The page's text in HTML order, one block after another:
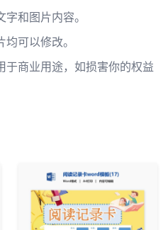
和图片内容。
可以修改。
于商业用途，如损害你的权益